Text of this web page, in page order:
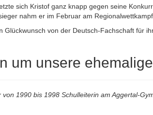
sich Kristof ganz knapp gegen seine
nahm er im Februar am
Glückwunsch von der Deutsch-Fachschaft für
um unsere
1990 bis 1998 Schulleiterin am Aggertal-